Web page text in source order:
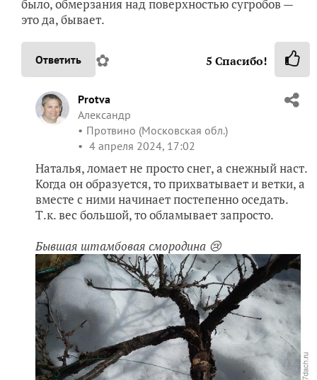
было, обмерзания над поверхностью сугробов —
это да, бывает.
Ответить ✿ 5 Спасибо!
Protva
Александр
Протвино (Московская обл.)
4 апреля 2024, 17:02
Наталья, ломает не просто снег, а снежный наст.
Когда он образуется, то прихватывает и ветки, а
вместе с ними начинает постепенно оседать.
Т.к. вес большой, то обламывает запросто.
Бывшая штамбовая смородина 😢